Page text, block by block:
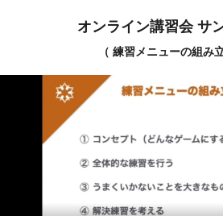
オンライン講習会 サ
（ 練習メニューの組み